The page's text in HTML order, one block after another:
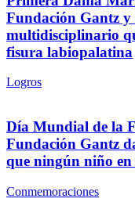
Fundación Gantz y
multidisciplinario
fisura labiopalatina
Logros
Día Mundial de la
Fundación Gantz
que ningún niño
Conmemoraciones